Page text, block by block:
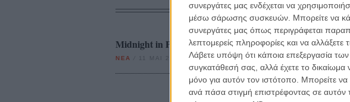
συνεργάτες μας ενδέχεται να
μέσω σάρωσης συσκευών. Μπορείτε να
συνεργάτες μας όπως περιγράφεται
λεπτομερείς πληροφορίες και να αλλάξετε
Λάβετε υπόψη ότι κάποια επεξεργασία
συγκατάθεσή σας, αλλά έχετε το δικαίωμα
μόνο για αυτόν τον ιστότοπο. Μπορείτε
ανά πάσα στιγμή επιστρέφοντας σε
ΑΡΘΡΑ
Midnight in Paris: Το καρτποσταλικό Παρίσι του
ΝΕΑ 11 ΜΑΙ 2011 Γιώργος Κρασσακόπουλος